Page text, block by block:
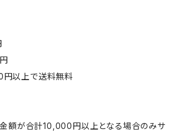
以上で送料無料
額が合計10,000円以上となる場合のみサ